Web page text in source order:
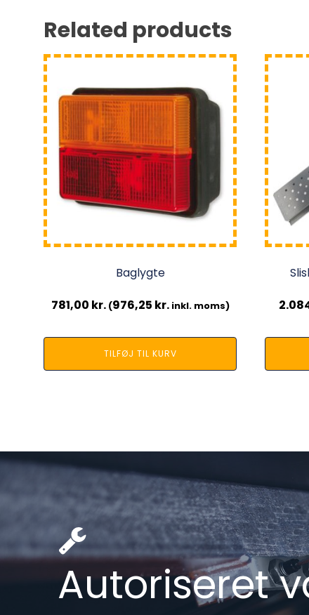
Related products
Baglygte
781,00 kr. (976,25 kr.inkl. moms)
TILFØJ TIL KURV
Autoriseret